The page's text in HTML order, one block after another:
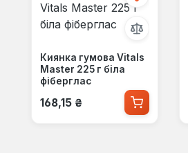
Киянка гумова Vitals
Master 225 г біла
фіберглас
Звичайна ціна:
168,15 ₴